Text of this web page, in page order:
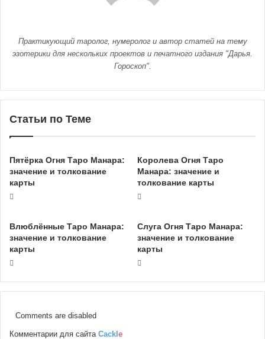
Практикующий таролог, нумеролог и автор статей на тему
эзотерики для нескольких проектов и печатного издания "Дарья.
Гороскоп".
Статьи по Теме
Пятёрка Огня Таро Манара:
значение и толкование
карты
Королева Огня Таро
Манара: значение и
толкование карты
Влюблённые Таро Манара:
значение и толкование
карты
Слуга Огня Таро Манара:
значение и толкование
карты
Comments are disabled
Комментарии для сайта Cackl e